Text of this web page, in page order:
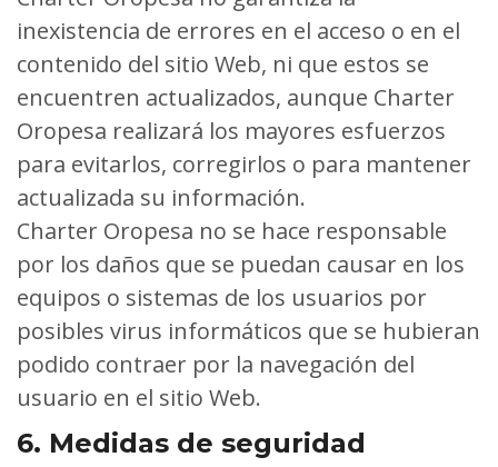
inexistencia de errores en el acceso o en el
contenido del sitio Web, ni que estos se
encuentren actualizados, aunque Charter
Oropesa realizará los mayores esfuerzos
para evitarlos, corregirlos o para mantener
actualizada su información.
Charter Oropesa no se hace responsable
por los daños que se puedan causar en los
equipos o sistemas de los usuarios por
posibles virus informáticos que se hubieran
podido contraer por la navegación del
usuario en el sitio Web.
6. Medidas de seguridad